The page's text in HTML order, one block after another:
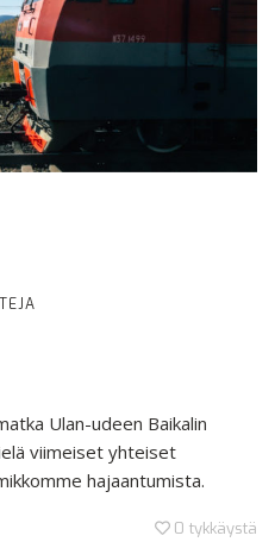
Ulan-udeen Baikalin
viimeiset yhteiset
hajaantumista.
0 tykkäystä